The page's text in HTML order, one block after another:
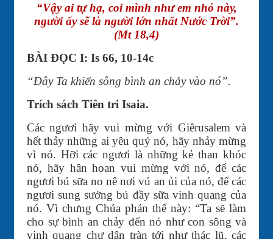
“Vậy ai tự hạ, coi mình như em nhỏ này,
người ấy sẽ là người lớn nhất Nước Trời”.
(Mt 18,4)
BÀI ĐỌC I: Is 66, 10-14c
“Đây Ta khiến sông bình an chảy vào nó”.
Trích sách Tiên tri Isaia.
Các ngươi hãy vui mừng với Giêrusalem và
hết thảy những ai yêu quý nó, hãy nhảy mừng
vì nó. Hỡi các ngươi là những kẻ than khóc
nó, hãy hân hoan vui mừng với nó, để các
ngươi bú sữa no nê nơi vú an ủi của nó, để các
ngươi sung sướng bú đầy sữa vinh quang của
nó. Vì chưng Chúa phán thế này: “Ta sẽ làm
cho sự bình an chảy đến nó như con sông và
vinh quang chư dân tràn tới như thác lũ, các